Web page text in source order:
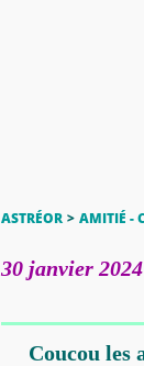
ASTRÉOR > AMITIÉ -
30 janvier 2024
Coucou les